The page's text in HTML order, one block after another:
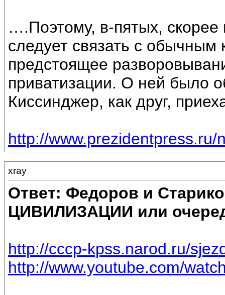
….Поэтому, в-пятых,
следует связать с
предстоящее
приватизации. О ней было
Киссинджер, как друг,
http://www.prezidentpress.ru/
xray
Ответ: Федоров и
ЦИВИЛИЗАЦИИ или
http://cccp-kpss.narod.ru/
http://www.youtube.com/